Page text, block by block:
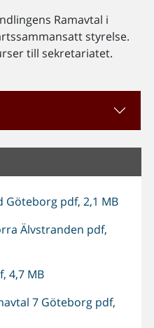
Ramavtal i
styrelse.
till sekretariatet.
Göteborg pdf, 2,1 MB
Älvstranden pdf,
4,7 MB
7 Göteborg pdf,